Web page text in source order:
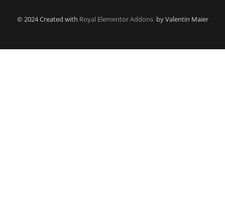
© 2024 Created with Royal Elementor Addons by Valentin Maier